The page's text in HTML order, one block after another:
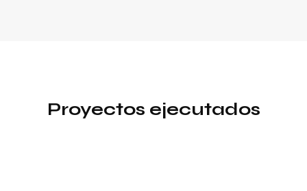
Proyectos ejecutados